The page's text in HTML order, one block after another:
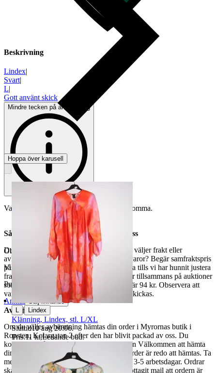
Beskrivning
Lindex|
Svart|
L|
Gott använt skick
Mindre tecken på användning
Varan är begagnad och defekter kan förekomma.
Så här går det till när du handlar hos oss
Du betalar din order direkt på Tradera och väljer frakt eller
avhämtning. Vill du att vi samfraktar fler varor? Begär samfraktspris
på din Traderasida och vänta med att betala tills vi har hunnit justera
fraktpriset. Vi samfraktar upp till fyra varor tillsammans på auktioner
som avslutas samma dag. Samfraktspriset är 94 kr. Observera att
varor märkta endast avhämtning inte kan skickas.
Avhämtning
Om du väljer avhämtning hämtas din order i Myrornas butik i
Ropsten, Kolargatan 2 efter den har blivit packad av oss. Du
kommer att få ett separat mail med rubriken Välkommen att hämta
din order på Myrorna i Ropsten! när din order är redo att hämtas. Ta
med legitimation. Hanteringstiden är cirka 3-5 arbetsdagar. Ordrar
ska hämtas senast 7 dagar efter att man mottagit mail att ordern är
Objektnr
735 527 333
Visningar
Publicerad
8 jun 20:29
Anmäl Sälj liknande
Hoppa över karusell
L | Lindex
Klänning, Lindex, stl. L/XL
Sluttid10 aug 20:06.
Pris:11 kr,Ledande bud.